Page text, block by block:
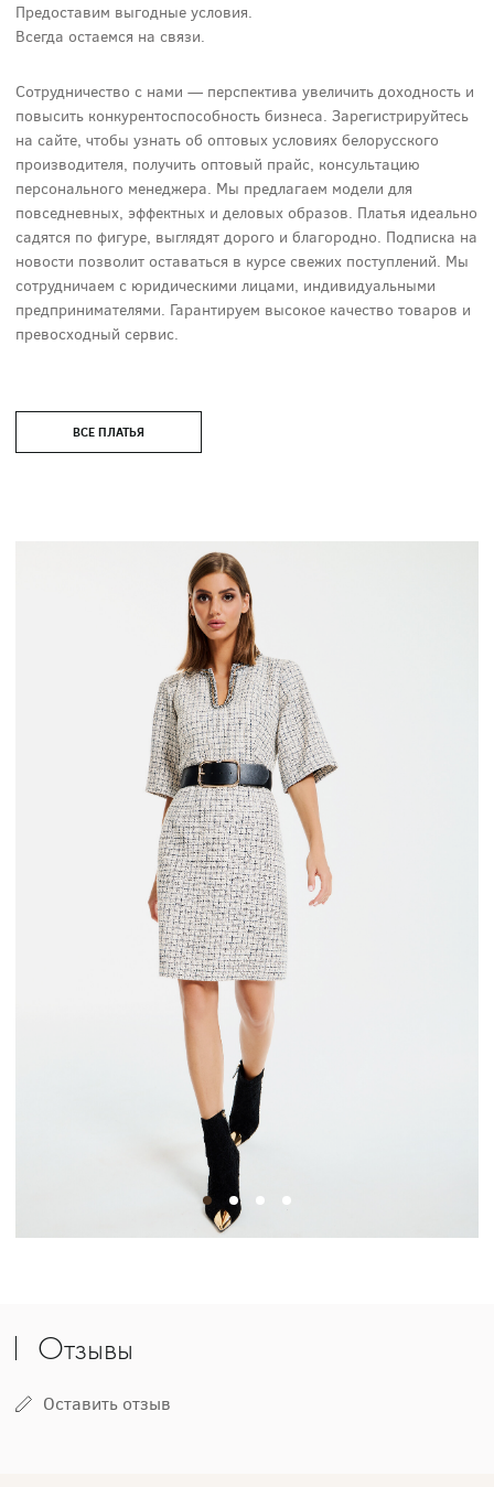
Предоставим выгодные условия.
Всегда остаемся на связи.
Сотрудничество с нами — перспектива увеличить доходность и
повысить конкурентоспособность бизнеса. Зарегистрируйтесь
на сайте, чтобы узнать об оптовых условиях белорусского
производителя, получить оптовый прайс, консультацию
персонального менеджера. Мы предлагаем модели для
повседневных, эффектных и деловых образов. Платья идеально
садятся по фигуре, выглядят дорого и благородно. Подписка на
новости позволит оставаться в курсе свежих поступлений. Мы
сотрудничаем с юридическими лицами, индивидуальными
предпринимателями. Гарантируем высокое качество товаров и
превосходный сервис.
ВСЕ ПЛАТЬЯ
Отзывы
Оставить отзыв